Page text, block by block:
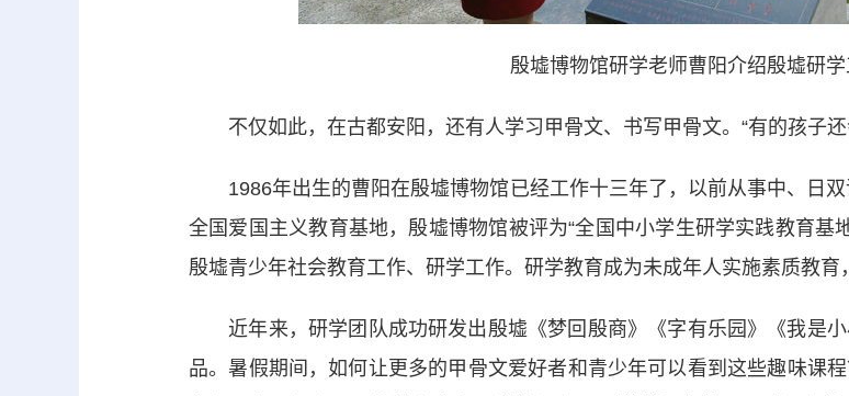
殷墟博物馆研学老师曹阳介绍殷墟研
不仅如此，在古都安阳，还有人学习甲骨文、书写甲骨文。“有的孩子还
1986年出生的曹阳在殷墟博物馆已经工作十三年了，以前从事中、日双
全国爱国主义教育基地，殷墟博物馆被评为“全国中小学生研学实践教育基
殷墟青少年社会教育工作、研学工作。研学教育成为未成年人实施素质教育
近年来，研学团队成功研发出殷墟《梦回殷商》《字有乐园》《我是小
品。暑假期间，如何让更多的甲骨文爱好者和青少年可以看到这些趣味课